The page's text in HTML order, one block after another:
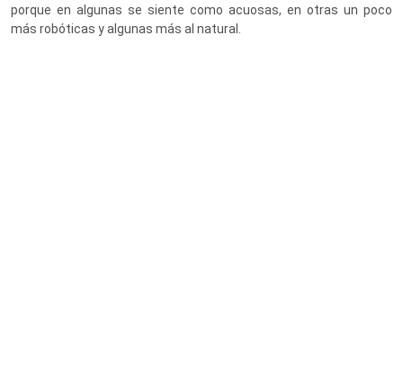
porque en algunas se siente como acuosas, en otras un poco
más robóticas y algunas más al natural.